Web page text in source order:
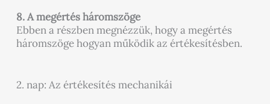
8. A megértés háromszöge
Ebben a részben megnézzük, hogy a megértés
háromszöge hogyan működik az értékesítésben.
2. nap: Az értékesítés mechanikái